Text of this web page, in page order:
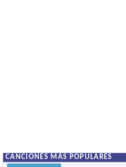
CANCIONES MÁS POPULARES